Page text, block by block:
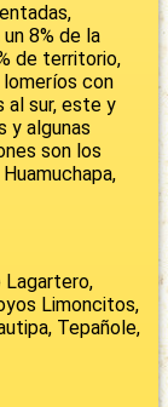
8% de la
de territorio,
con
al sur, este y
y algunas
son los
Lagartero,
Limoncitos,
Tepañole,